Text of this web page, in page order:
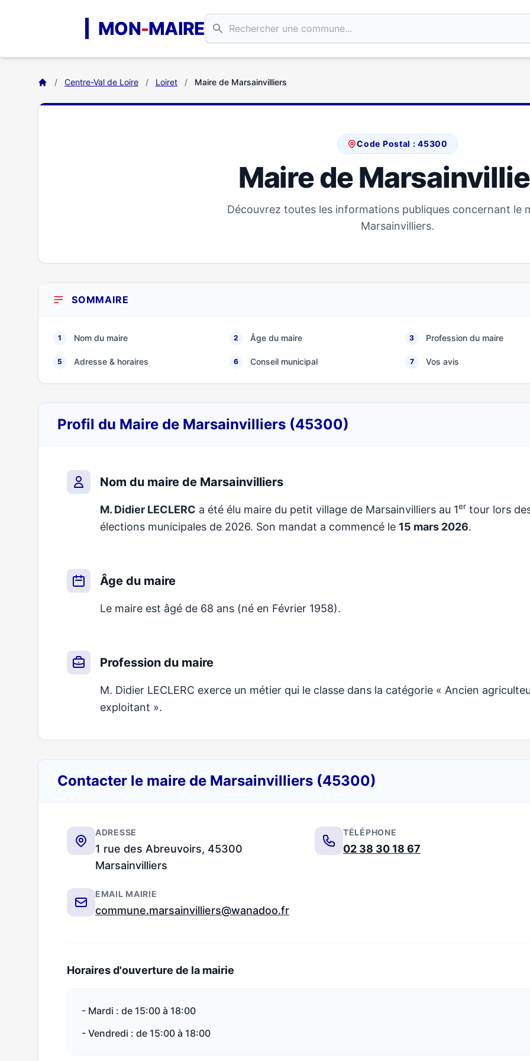
MON-MAIRE
/ Centre-Val de Loire / Loiret / Maire de Marsainvilliers
Code Postal : 45300
Maire de
Découvrez toutes les informations publiques concernant le
Marsainvilliers.
SOMMAIRE
1 Nom du maire 2 Âge du maire 3 Profession du maire
5 Adresse & horaires 6 Conseil municipal 7 Vos avis
Profil du Maire de Marsainvilliers (45300)
Nom du maire de Marsainvilliers
M. Didier LECLERC a été élu maire du petit village de Marsainvilliers au 1er tour lors
élections municipales de 2026. Son mandat a commencé le 15 mars 2026.
Âge du maire
Le maire est âgé de 68 ans (né en Février 1958).
Profession du maire
M. Didier LECLERC exerce un métier qui le classe dans la catégorie « Ancien
exploitant ».
Contacter le maire de Marsainvilliers (45300)
ADRESSE
1 rue des Abreuvoirs, 45300
Marsainvilliers
TÉLÉPHONE
02 38 30 18 67
EMAIL MAIRIE
commune.marsainvilliers@wanadoo.fr
Horaires d'ouverture de la mairie
- Mardi : de 15:00 à 18:00
- Vendredi : de 15:00 à 18:00